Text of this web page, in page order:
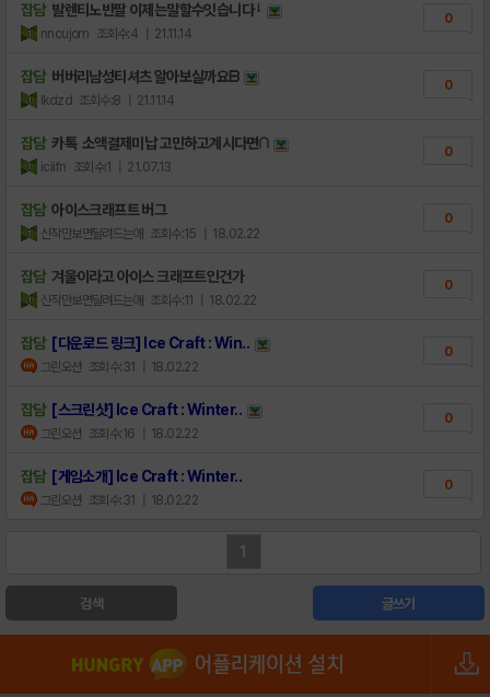
잡담 발렌티노반팔 이제는말할수잇습니다ᛍ
nncujom 조회수:4 | 21.11.14
0
잡담 버버리남성티셔츠 알아보실까요ᗹ
lkdzd 조회수:8 | 21.11.14
0
잡담 카톡 소액결제미납 고민하고계시다면∩
iciifn 조회수:1 | 21.07.13
0
잡담 아이스크래프트 버그
신작만보면달려드는애 조회수:15 | 18.02.22
0
잡담 겨울이라고 아이스 크래프트인건가
신작만보면달려드는애 조회수:11 | 18.02.22
0
잡담 [다운로드 링크] Ice Craft : Win..
그린오션 조회수:31 | 18.02.22
0
잡담 [스크린샷] Ice Craft : Winter..
그린오션 조회수:16 | 18.02.22
0
잡담 [게임소개] Ice Craft : Winter..
그린오션 조회수:31 | 18.02.22
0
1
검색 글쓰기